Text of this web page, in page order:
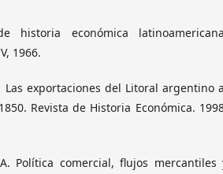
historia económica
1966.
Las exportaciones del Litoral argentino
Revista de Historia Económica.
Política comercial, flujos mercantiles